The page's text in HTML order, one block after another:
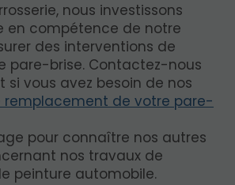
nous investissons
en compétence de notre
des interventions de
pare-brise. Contactez-nous
vous avez besoin de nos
remplacement de votre pare-
pour connaître nos autres
nos travaux de
peinture automobile.